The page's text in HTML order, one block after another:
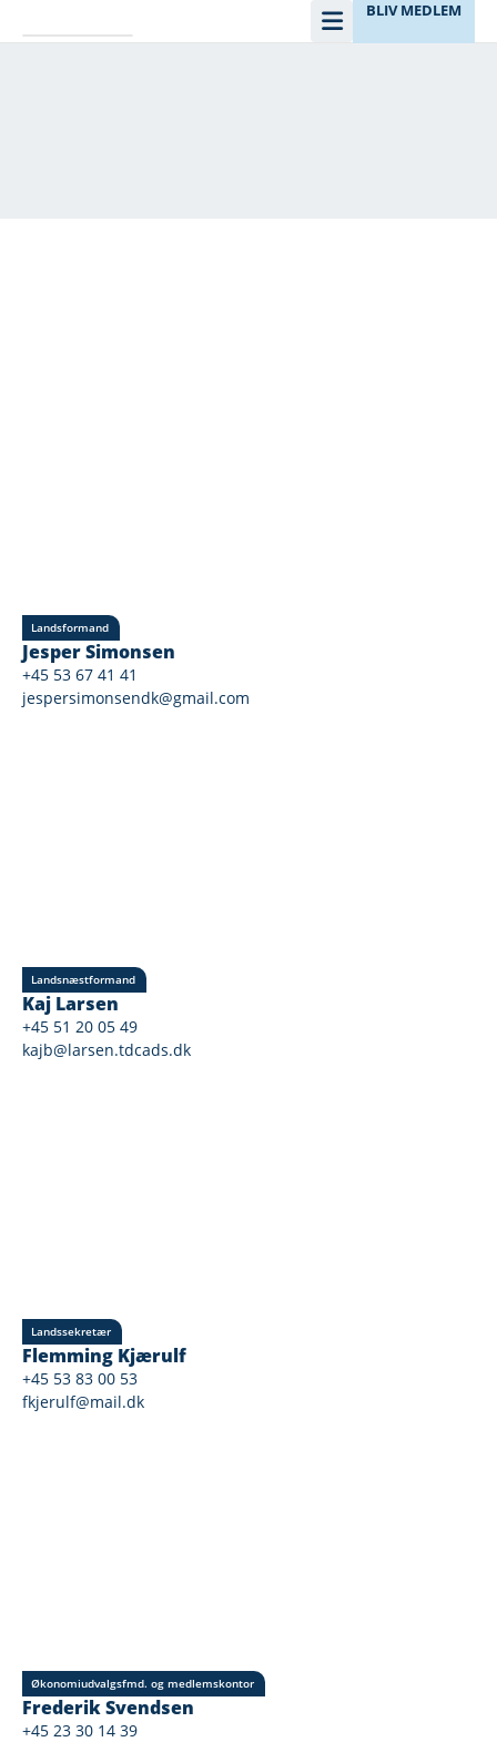
BLIV MEDLEM
Landsformand
Jesper Simonsen
+45 53 67 41 41
jespersimonsendk@gmail.com
Landsnæstformand
Kaj Larsen
+45 51 20 05 49
kajb@larsen.tdcads.dk
Landssekretær
Flemming Kjærulf
+45 53 83 00 53
fkjerulf@mail.dk
Økonomiudvalgsfmd. og medlemskontor
Frederik Svendsen
+45 23 30 14 39